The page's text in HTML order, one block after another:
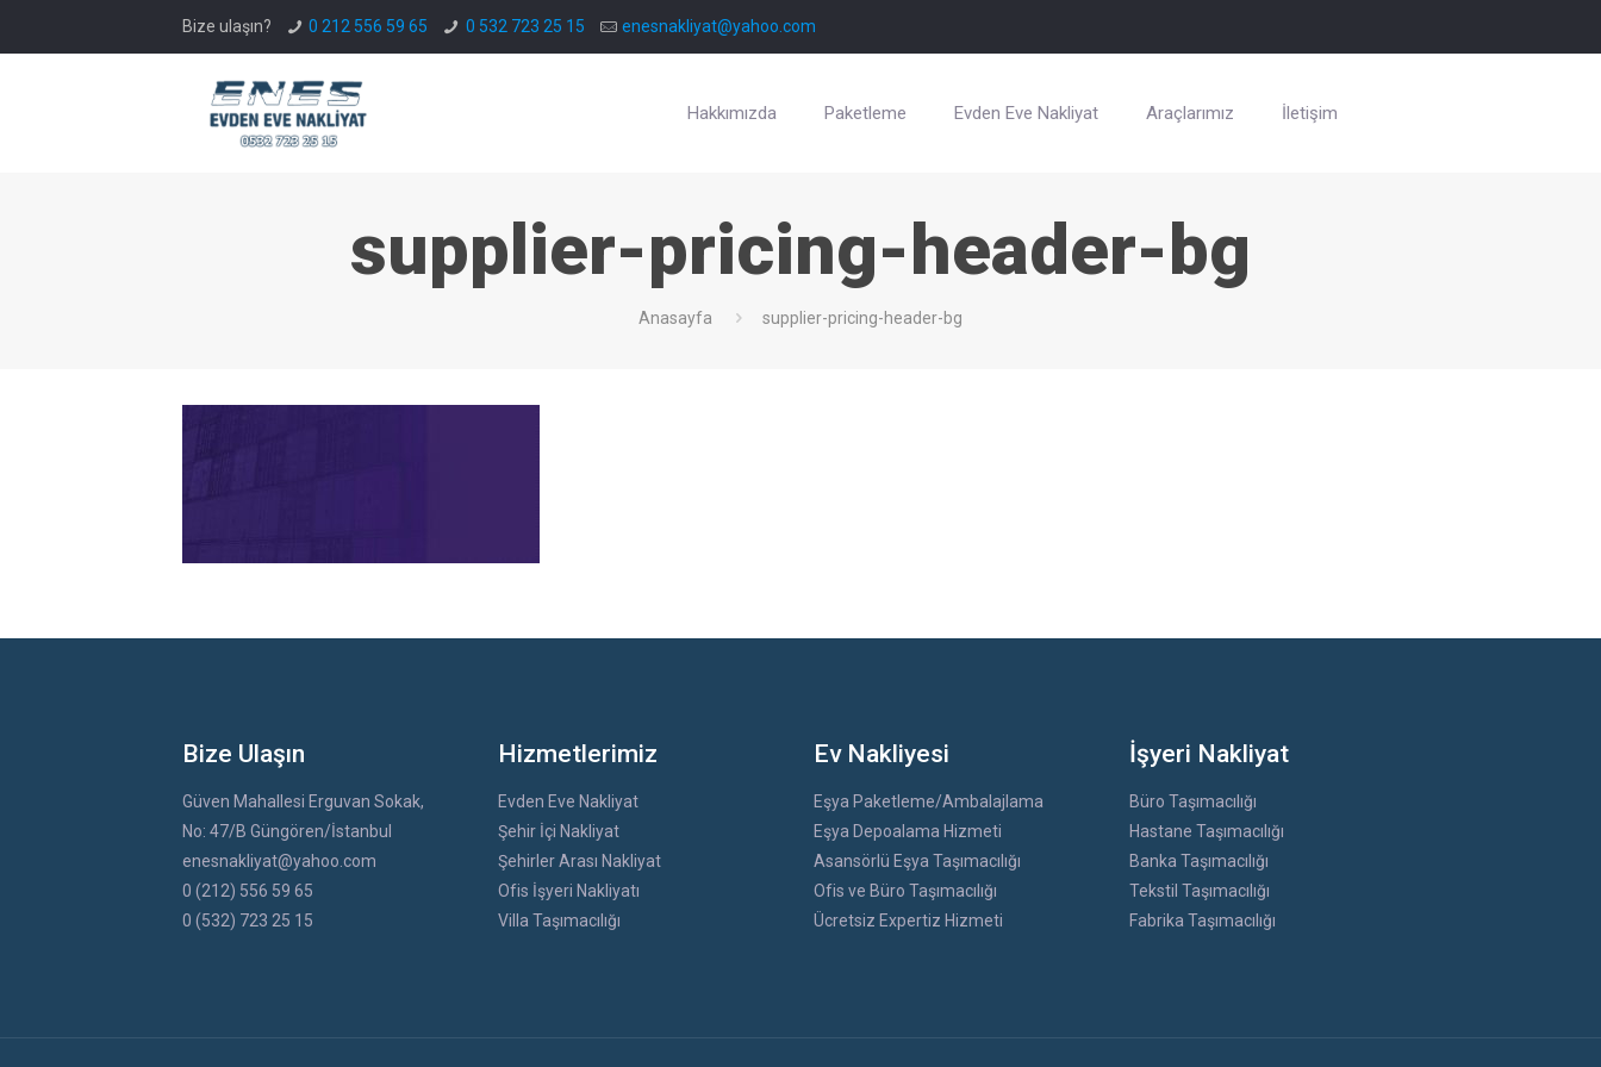
Bize ulaşın? 0 212 556 59 65 0 532 723 25 15 enesnakliyat@yahoo.com
Hakkımızda Paketleme Evden Eve Nakliyat Araçlarımız İletişim
supplier-pricing-header-bg
Anasayfa supplier-pricing-header-bg
Bize Ulaşın
Güven Mahallesi Erguvan Sokak,
No: 47/B Güngören/İstanbul
enesnakliyat@yahoo.com
0 (212) 556 59 65
0 (532) 723 25 15
Hizmetlerimiz
Evden Eve Nakliyat
Şehir İçi Nakliyat
Şehirler Arası Nakliyat
Ofis İşyeri Nakliyatı
Villa Taşımacılığı
Ev Nakliyesi
Eşya Paketleme/Ambalajlama
Eşya Depoalama Hizmeti
Asansörlü Eşya Taşımacılığı
Ofis ve Büro Taşımacılığı
Ücretsiz Expertiz Hizmeti
İşyeri Nakliyat
Büro Taşımacılığı
Hastane Taşımacılığı
Banka Taşımacılığı
Tekstil Taşımacılığı
Fabrika Taşımacılığı